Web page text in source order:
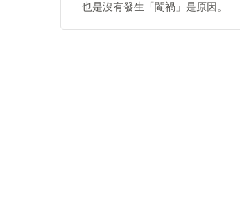
也是沒有發生「閹禍」是原因。